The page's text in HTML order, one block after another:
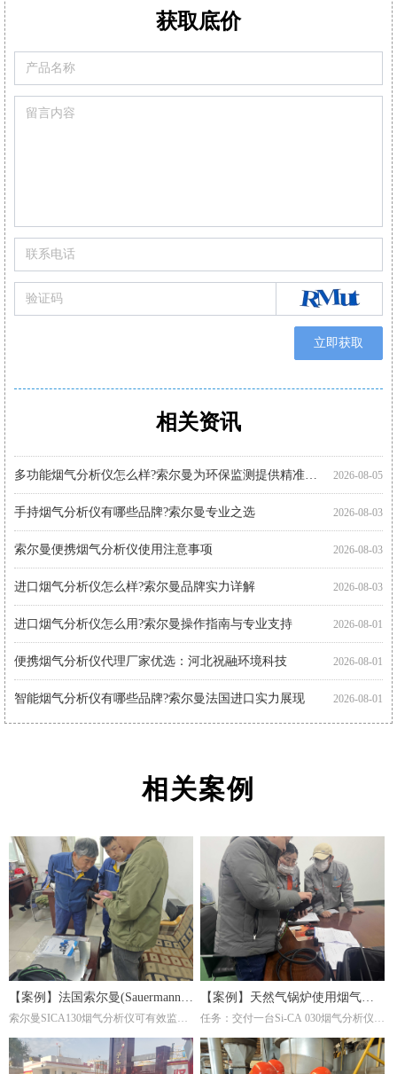
可现场更换的预校准智能型传感器
可设置停止气泵，保护CO传感器中毒
满足高精度氮氧化物/二氧化硫
立即获取
获取底价
相关资讯
2026-08-05
2026-08-03
手持烟气分析仪有哪些品牌?索尔曼专业之选
2026-08-03
索尔曼便携烟气分析仪使用注意事项
2026-08-03
进口烟气分析仪怎么样?索尔曼品牌实力详解
2026-08-01
进口烟气分析仪怎么用?索尔曼操作指南与专业支持
2026-08-01
便携烟气分析仪代理厂家优选：河北祝融环境科技
2026-08-01
智能烟气分析仪有哪些品牌?索尔曼法国进口实力展现
进口烟气分析仪多少钱?推荐关注索尔曼进口品牌
手持式烟气分析仪哪个好?索尔曼品牌成行业优选
智能烟气分析仪哪个好?索尔曼以专业实力给出答案
索尔曼烟气分析仪使用步骤详解，专业操作指南看这里
烟气分析仪怎么选?进口仪器选购要点科普
手持烟气分析仪厂家代理推荐：索尔曼与河北祝融环境
多功能烟气分析仪使用注意事项：操作指南
便携式烟气分析仪品牌推荐：索尔曼监测新体验
烟气分析仪使用指南：索尔曼进口烟气分析仪操作流程
进口烟气分析仪哪家好?推荐法国索尔曼
相关案例
【案例】法国索尔曼(Sauermann)
烟气分析仪在钢厂的应用
索尔曼SICA130烟气分析仪可有效监测
助调整燃气比例或淬火介质成分，避免
氧化或脱碳。并且淬火炉若使用燃气加
【案例】天然气锅炉使用烟气分
析仪调节燃烧效率
任务：交付一台Si-CA 030烟气分析仪。
筒及滤件的工厂，锅炉的燃料为天然
气，根据用户的检测需求，我们推荐经